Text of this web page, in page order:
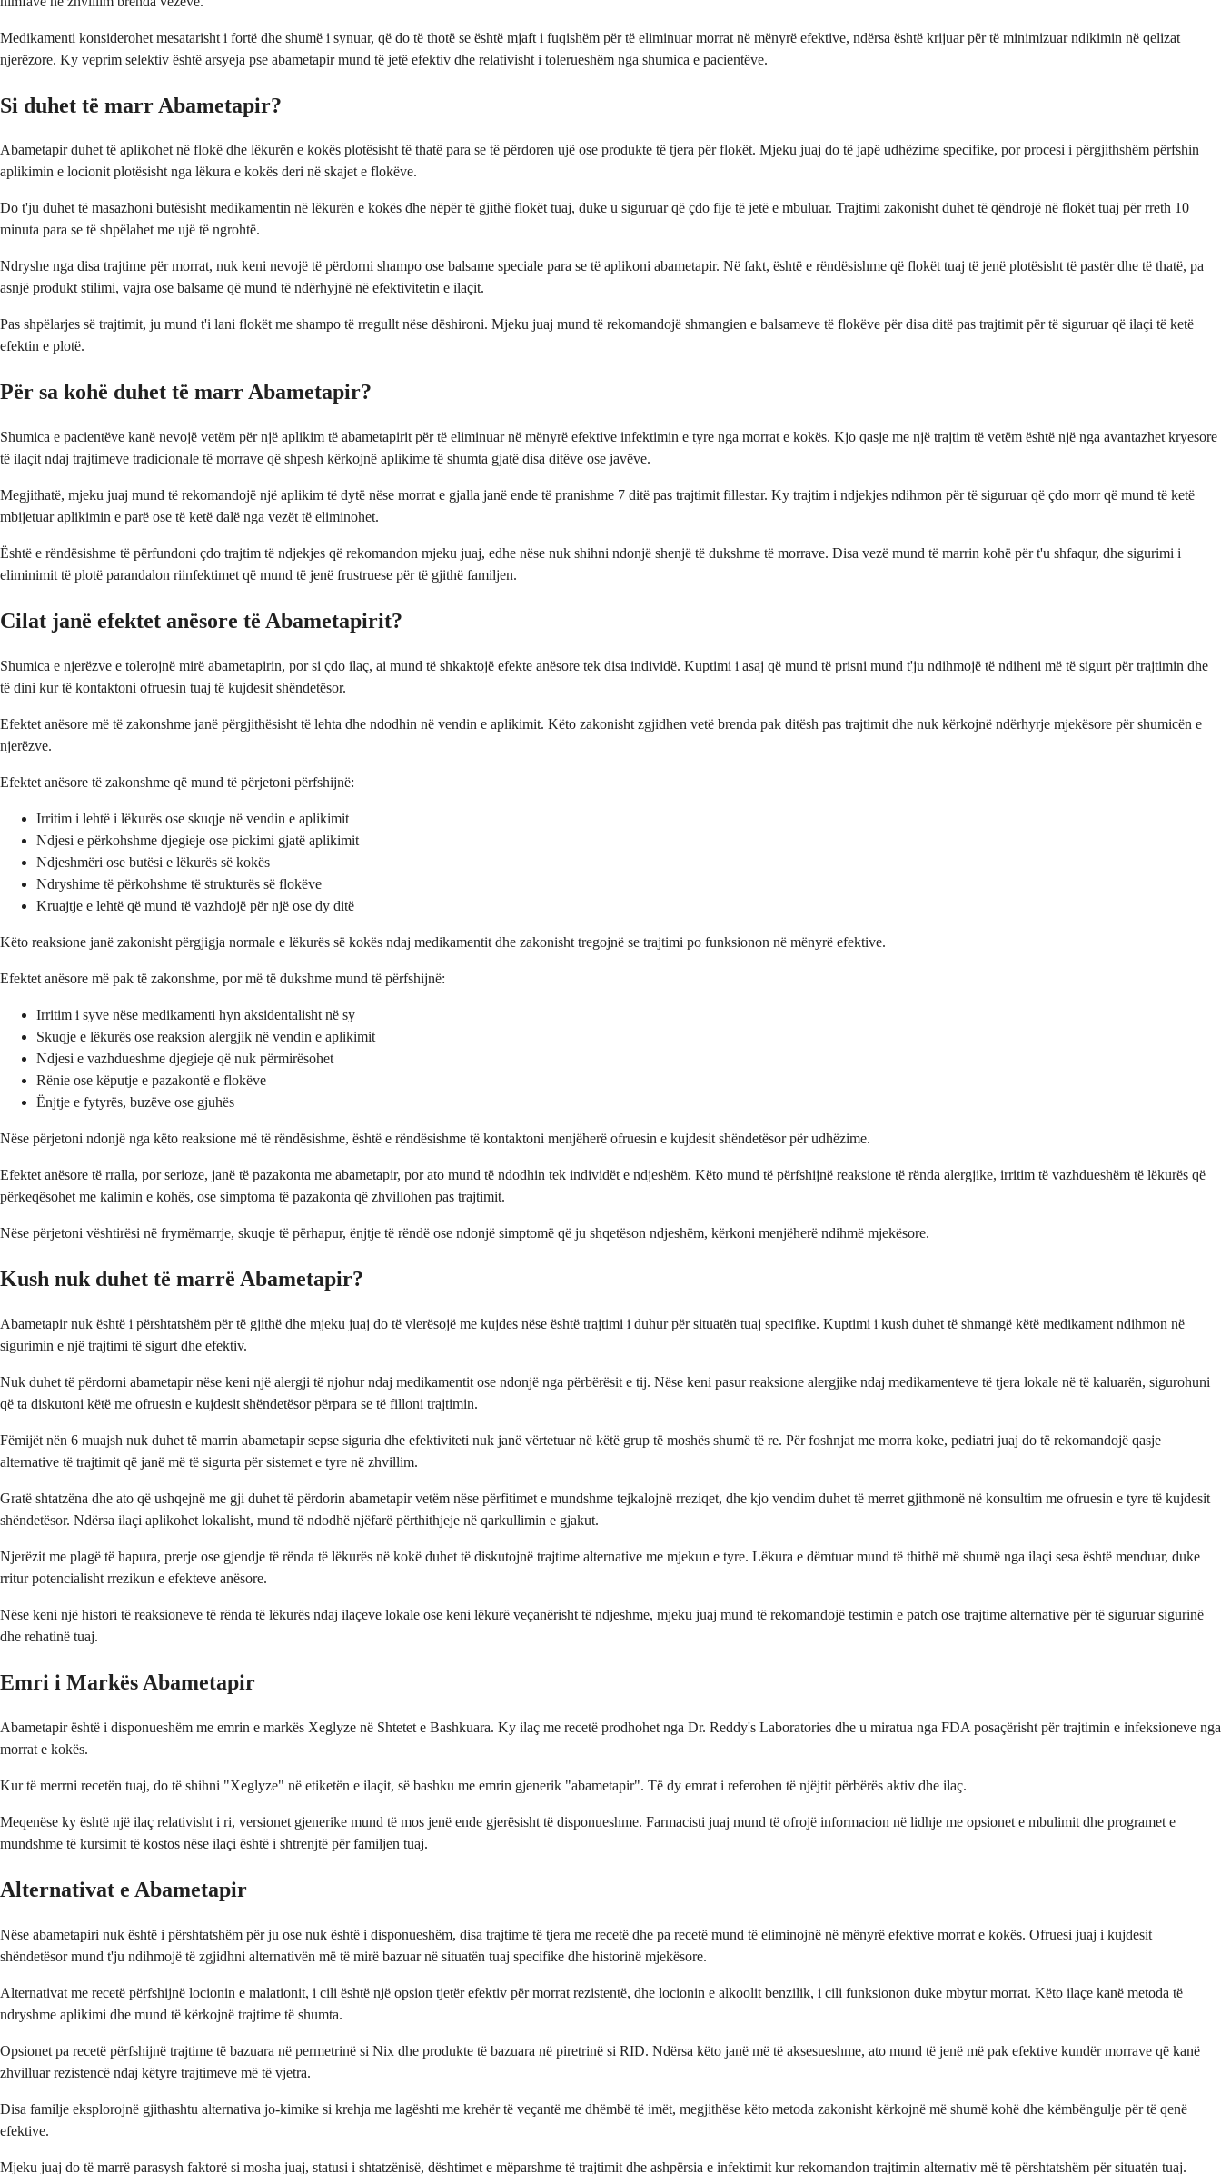
Medikamenti konsiderohet mesatarisht i fortë dhe shumë i synuar, që do të thotë se është mjaft i fuqishëm për të eliminuar morrat në mënyrë efektive, ndërsa është krijuar për të minimizuar ndikimin në qelizat
njerëzore. Ky veprim selektiv është arsyeja pse abametapir mund të jetë efektiv dhe relativisht i tolerueshëm nga shumica e pacientëve.
Si duhet të marr Abametapir?
Abametapir duhet të aplikohet në flokë dhe lëkurën e kokës plotësisht të thatë para se të përdoren ujë ose produkte të tjera për flokët. Mjeku juaj do të japë udhëzime specifike, por procesi i përgjithshëm përfshin
aplikimin e locionit plotësisht nga lëkura e kokës deri në skajet e flokëve.
Do t'ju duhet të masazhoni butësisht medikamentin në lëkurën e kokës dhe nëpër të gjithë flokët tuaj, duke u siguruar që çdo fije të jetë e mbuluar. Trajtimi zakonisht duhet të qëndrojë në flokët tuaj për rreth 10
minuta para se të shpëlahet me ujë të ngrohtë.
Ndryshe nga disa trajtime për morrat, nuk keni nevojë të përdorni shampo ose balsame speciale para se të aplikoni abametapir. Në fakt, është e rëndësishme që flokët tuaj të jenë plotësisht të pastër dhe të thatë, pa
asnjë produkt stilimi, vajra ose balsame që mund të ndërhyjnë në efektivitetin e ilaçit.
Pas shpëlarjes së trajtimit, ju mund t'i lani flokët me shampo të rregullt nëse dëshironi. Mjeku juaj mund të rekomandojë shmangien e balsameve të flokëve për disa ditë pas trajtimit për të siguruar që ilaçi të ketë
efektin e plotë.
Për sa kohë duhet të marr Abametapir?
Shumica e pacientëve kanë nevojë vetëm për një aplikim të abametapirit për të eliminuar në mënyrë efektive infektimin e tyre nga morrat e kokës. Kjo qasje me një trajtim të vetëm është një nga avantazhet kryesore
të ilaçit ndaj trajtimeve tradicionale të morrave që shpesh kërkojnë aplikime të shumta gjatë disa ditëve ose javëve.
Megjithatë, mjeku juaj mund të rekomandojë një aplikim të dytë nëse morrat e gjalla janë ende të pranishme 7 ditë pas trajtimit fillestar. Ky trajtim i ndjekjes ndihmon për të siguruar që çdo morr që mund të ketë
mbijetuar aplikimin e parë ose të ketë dalë nga vezët të eliminohet.
Është e rëndësishme të përfundoni çdo trajtim të ndjekjes që rekomandon mjeku juaj, edhe nëse nuk shihni ndonjë shenjë të dukshme të morrave. Disa vezë mund të marrin kohë për t'u shfaqur, dhe sigurimi i
eliminimit të plotë parandalon riinfektimet që mund të jenë frustruese për të gjithë familjen.
Cilat janë efektet anësore të Abametapirit?
Shumica e njerëzve e tolerojnë mirë abametapirin, por si çdo ilaç, ai mund të shkaktojë efekte anësore tek disa individë. Kuptimi i asaj që mund të prisni mund t'ju ndihmojë të ndiheni më të sigurt për trajtimin dhe
të dini kur të kontaktoni ofruesin tuaj të kujdesit shëndetësor.
Efektet anësore më të zakonshme janë përgjithësisht të lehta dhe ndodhin në vendin e aplikimit. Këto zakonisht zgjidhen vetë brenda pak ditësh pas trajtimit dhe nuk kërkojnë ndërhyrje mjekësore për shumicën e
njerëzve.
Efektet anësore të zakonshme që mund të përjetoni përfshijnë:
Irritim i lehtë i lëkurës ose skuqje në vendin e aplikimit
Ndjesi e përkohshme djegieje ose pickimi gjatë aplikimit
Ndjeshmëri ose butësi e lëkurës së kokës
Ndryshime të përkohshme të strukturës së flokëve
Kruajtje e lehtë që mund të vazhdojë për një ose dy ditë
Këto reaksione janë zakonisht përgjigja normale e lëkurës së kokës ndaj medikamentit dhe zakonisht tregojnë se trajtimi po funksionon në mënyrë efektive.
Efektet anësore më pak të zakonshme, por më të dukshme mund të përfshijnë:
Irritim i syve nëse medikamenti hyn aksidentalisht në sy
Skuqje e lëkurës ose reaksion alergjik në vendin e aplikimit
Ndjesi e vazhdueshme djegieje që nuk përmirësohet
Rënie ose këputje e pazakontë e flokëve
Ënjtje e fytyrës, buzëve ose gjuhës
Nëse përjetoni ndonjë nga këto reaksione më të rëndësishme, është e rëndësishme të kontaktoni menjëherë ofruesin e kujdesit shëndetësor për udhëzime.
Efektet anësore të rralla, por serioze, janë të pazakonta me abametapir, por ato mund të ndodhin tek individët e ndjeshëm. Këto mund të përfshijnë reaksione të rënda alergjike, irritim të vazhdueshëm të lëkurës që
përkeqësohet me kalimin e kohës, ose simptoma të pazakonta që zhvillohen pas trajtimit.
Nëse përjetoni vështirësi në frymëmarrje, skuqje të përhapur, ënjtje të rëndë ose ndonjë simptomë që ju shqetëson ndjeshëm, kërkoni menjëherë ndihmë mjekësore.
Kush nuk duhet të marrë Abametapir?
Abametapir nuk është i përshtatshëm për të gjithë dhe mjeku juaj do të vlerësojë me kujdes nëse është trajtimi i duhur për situatën tuaj specifike. Kuptimi i kush duhet të shmangë këtë medikament ndihmon në
sigurimin e një trajtimi të sigurt dhe efektiv.
Nuk duhet të përdorni abametapir nëse keni një alergji të njohur ndaj medikamentit ose ndonjë nga përbërësit e tij. Nëse keni pasur reaksione alergjike ndaj medikamenteve të tjera lokale në të kaluarën, sigurohuni
që ta diskutoni këtë me ofruesin e kujdesit shëndetësor përpara se të filloni trajtimin.
Fëmijët nën 6 muajsh nuk duhet të marrin abametapir sepse siguria dhe efektiviteti nuk janë vërtetuar në këtë grup të moshës shumë të re. Për foshnjat me morra koke, pediatri juaj do të rekomandojë qasje
alternative të trajtimit që janë më të sigurta për sistemet e tyre në zhvillim.
Gratë shtatzëna dhe ato që ushqejnë me gji duhet të përdorin abametapir vetëm nëse përfitimet e mundshme tejkalojnë rreziqet, dhe kjo vendim duhet të merret gjithmonë në konsultim me ofruesin e tyre të kujdesit
shëndetësor. Ndërsa ilaçi aplikohet lokalisht, mund të ndodhë njëfarë përthithjeje në qarkullimin e gjakut.
Njerëzit me plagë të hapura, prerje ose gjendje të rënda të lëkurës në kokë duhet të diskutojnë trajtime alternative me mjekun e tyre. Lëkura e dëmtuar mund të thithë më shumë nga ilaçi sesa është menduar, duke
rritur potencialisht rrezikun e efekteve anësore.
Nëse keni një histori të reaksioneve të rënda të lëkurës ndaj ilaçeve lokale ose keni lëkurë veçanërisht të ndjeshme, mjeku juaj mund të rekomandojë testimin e patch ose trajtime alternative për të siguruar sigurinë
dhe rehatinë tuaj.
Emri i Markës Abametapir
Abametapir është i disponueshëm me emrin e markës Xeglyze në Shtetet e Bashkuara. Ky ilaç me recetë prodhohet nga Dr. Reddy's Laboratories dhe u miratua nga FDA posaçërisht për trajtimin e infeksioneve nga
morrat e kokës.
Kur të merrni recetën tuaj, do të shihni "Xeglyze" në etiketën e ilaçit, së bashku me emrin gjenerik "abametapir". Të dy emrat i referohen të njëjtit përbërës aktiv dhe ilaç.
Meqenëse ky është një ilaç relativisht i ri, versionet gjenerike mund të mos jenë ende gjerësisht të disponueshme. Farmacisti juaj mund të ofrojë informacion në lidhje me opsionet e mbulimit dhe programet e
mundshme të kursimit të kostos nëse ilaçi është i shtrenjtë për familjen tuaj.
Alternativat e Abametapir
Nëse abametapiri nuk është i përshtatshëm për ju ose nuk është i disponueshëm, disa trajtime të tjera me recetë dhe pa recetë mund të eliminojnë në mënyrë efektive morrat e kokës. Ofruesi juaj i kujdesit
shëndetësor mund t'ju ndihmojë të zgjidhni alternativën më të mirë bazuar në situatën tuaj specifike dhe historinë mjekësore.
Alternativat me recetë përfshijnë locionin e malationit, i cili është një opsion tjetër efektiv për morrat rezistentë, dhe locionin e alkoolit benzilik, i cili funksionon duke mbytur morrat. Këto ilaçe kanë metoda të
ndryshme aplikimi dhe mund të kërkojnë trajtime të shumta.
Opsionet pa recetë përfshijnë trajtime të bazuara në permetrinë si Nix dhe produkte të bazuara në piretrinë si RID. Ndërsa këto janë më të aksesueshme, ato mund të jenë më pak efektive kundër morrave që kanë
zhvilluar rezistencë ndaj këtyre trajtimeve më të vjetra.
Disa familje eksplorojnë gjithashtu alternativa jo-kimike si krehja me lagështi me krehër të veçantë me dhëmbë të imët, megjithëse këto metoda zakonisht kërkojnë më shumë kohë dhe këmbëngulje për të qenë
efektive.
Mjeku juaj do të marrë parasysh faktorë si mosha juaj, statusi i shtatzënisë, dështimet e mëparshme të trajtimit dhe ashpërsia e infektimit kur rekomandon trajtimin alternativ më të përshtatshëm për situatën tuaj.